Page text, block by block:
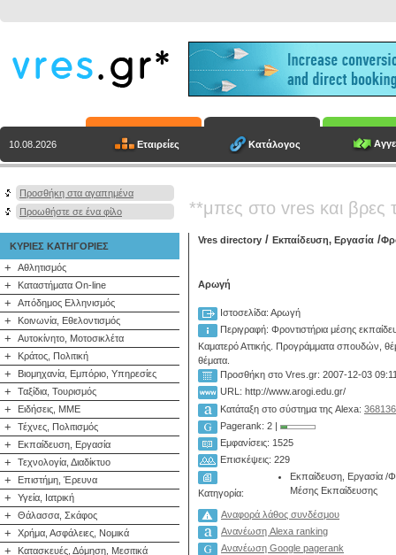
10.08.2026 Εταιρείες Κατάλογος
Προσθήκη στα αγαπημένα
Προωθήστε σε ένα φίλο
**μπες στο vres και βρες
ΚΥΡΙΕΣ ΚΑΤΗΓΟΡΙΕΣ
+ Αθλητισμός
+ Καταστήματα On-line
+ Απόδημος Ελληνισμός
+ Κοινωνία, Εθελοντισμός
+ Αυτοκίνητο, Μοτοσικλέτα
+ Κράτος, Πολιτική
+ Βιομηχανία, Εμπόριο, Υπηρεσίες
+ Ταξίδια, Τουρισμός
+ Ειδήσεις, ΜΜΕ
+ Τέχνες, Πολιτισμός
+ Εκπαίδευση, Εργασία
+ Τεχνολογία, Διαδίκτυο
+ Επιστήμη, Έρευνα
+ Υγεία, Ιατρική
+ Θάλασσα, Σκάφος
+ Χρήμα, Ασφάλειες, Νομικά
+ Κατασκευές, Δόμηση, Μεσιτικά
Vres directory / Εκπαίδευση, Εργασία /
Αρωγή
Ιστοσελίδα: Αρωγή
Περιγραφή: Φροντιστήρια μέσης
Καματερό Αττικής. Προγράμματα σπουδών,
θέματα.
Προσθήκη στο Vres.gr: 2007-12-03
URL: http://www.arogi.edu.gr/
Κατάταξη στο σύστημα της Alexa:
Pagerank: 2 |
Εμφανίσεις: 1525
Επισκέψεις: 229
Κατηγορία:
Εκπαίδευση, Εργασία /
Μέσης Εκπαίδευσης
Αναφορά λάθος συνδέσμου
Ανανέωση Alexa ranking
Ανανέωση Google pagerank